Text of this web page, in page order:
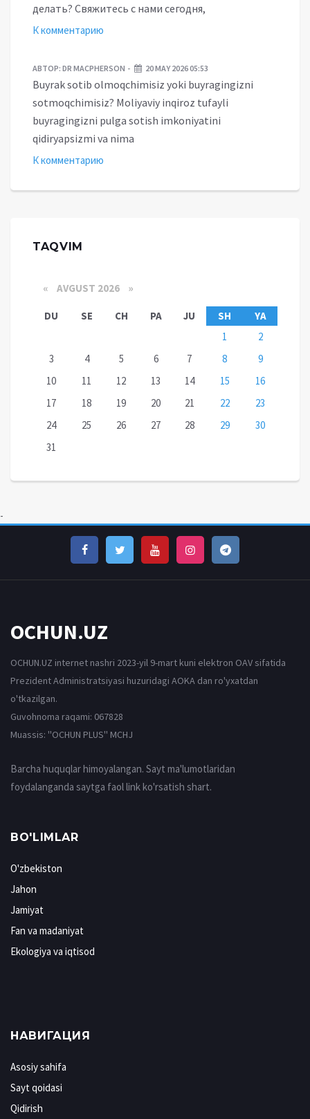
делать? Свяжитесь с нами сегодня,
К комментарию
АВТОР: DR MACPHERSON 20 MAY 2026 05:53
Buyrak sotib olmoqchimisiz yoki buyragingizni
sotmoqchimisiz? Moliyaviy inqiroz tufayli
buyragingizni pulga sotish imkoniyatini
qidiryapsizmi va nima
К комментарию
TAQVIM
« AVGUST 2026 »
DU SE CH PA JU SH
YA
1
2
3
4 5 6 7 8
9
10
11 12 13 14 15
16
17
18 19 20 21 22
23
24
25 26 27 28 29
30
31
-
OCHUN.UZ
OCHUN.UZ internet nashri 2023-yil 9-mart kuni elektron OAV sifatida
Prezident Administratsiyasi huzuridagi AOKA dan ro'yxatdan
o'tkazilgan.
Guvohnoma raqami: 067828
Muassis: ''OCHUN PLUS'' MCHJ
Barcha huquqlar himoyalangan. Sayt ma'lumotlaridan
foydalanganda saytga faol link ko'rsatish shart.
BO'LIMLAR
O'zbekiston
Jahon
Jamiyat
Fan va madaniyat
Ekologiya va iqtisod
НАВИГАЦИЯ
Asosiy sahifa
Sayt qoidasi
Qidirish